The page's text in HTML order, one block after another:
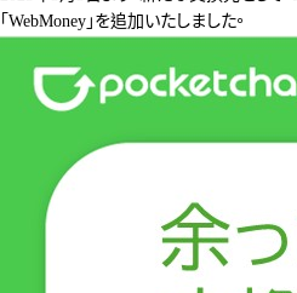
「WebMoney」を追加いたしました。